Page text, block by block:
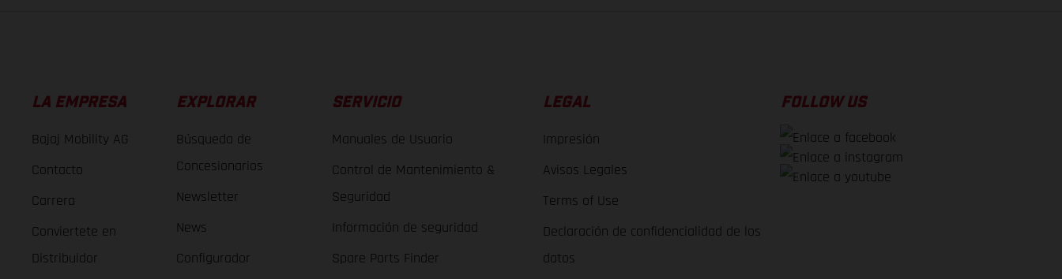
LA EMPRESA
Bajaj Mobility AG
Contacto
Carrera
Conviertete en
Distribuidor
EXPLORAR
Búsqueda de
Concesionarios
Newsletter
News
Configurador
SERVICIO
Manuales de Usuario
Control de Mantenimiento &
Seguridad
Información de seguridad
Spare Parts Finder
LEGAL
Impresión
Avisos Legales
Terms of Use
Declaración de confidencialidad de los
datos
FOLLOW US